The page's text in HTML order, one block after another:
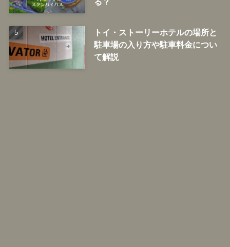
トイ・ストーリーホテルの場所と
駐車場の入り方や駐車料金につい
て解説